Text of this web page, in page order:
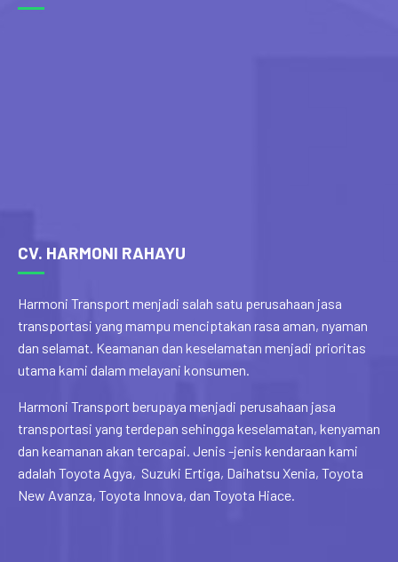
CV. HARMONI RAHAYU
Harmoni Transport menjadi salah satu perusahaan jasa
transportasi yang mampu menciptakan rasa aman, nyaman
dan selamat. Keamanan dan keselamatan menjadi prioritas
utama kami dalam melayani konsumen.
Harmoni Transport berupaya menjadi perusahaan jasa
transportasi yang terdepan sehingga keselamatan, kenyaman
dan keamanan akan tercapai. Jenis -jenis kendaraan kami
adalah Toyota Agya, Suzuki Ertiga, Daihatsu Xenia, Toyota
New Avanza, Toyota Innova, dan Toyota Hiace.